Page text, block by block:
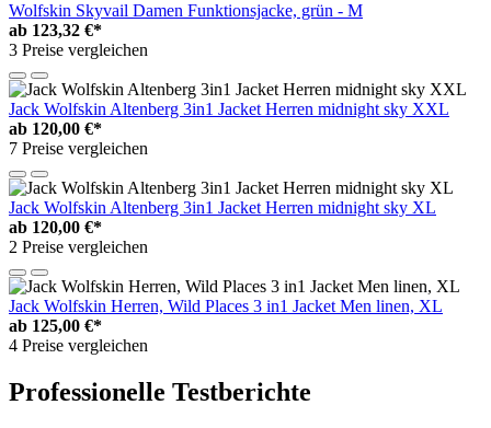
Wolfskin Skyvail Damen Funktionsjacke, grün - M
ab 123,32 €*
3 Preise vergleichen
Jack Wolfskin Altenberg 3in1 Jacket Herren midnight sky XXL
ab 120,00 €*
7 Preise vergleichen
Jack Wolfskin Altenberg 3in1 Jacket Herren midnight sky XL
ab 120,00 €*
2 Preise vergleichen
Jack Wolfskin Herren, Wild Places 3 in1 Jacket Men linen, XL
ab 125,00 €*
4 Preise vergleichen
Professionelle Testberichte